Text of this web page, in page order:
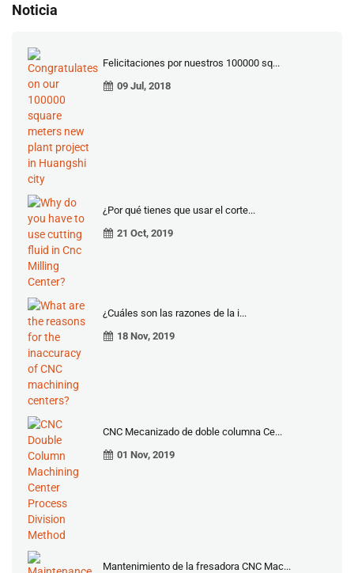
Noticia
Felicitaciones por nuestros 100000 sq...
09 Jul, 2018
¿Por qué tienes que usar el corte...
21 Oct, 2019
¿Cuáles son las razones de la i...
18 Nov, 2019
CNC Mecanizado de doble columna Ce...
01 Nov, 2019
Mantenimiento de la fresadora CNC Mac...